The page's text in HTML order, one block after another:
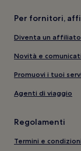
Per fornitori,
Diventa un affiliato
Novità e
Promuovi i tuoi
Agenti di viaggio
Regolamenti
Termini e condizioni